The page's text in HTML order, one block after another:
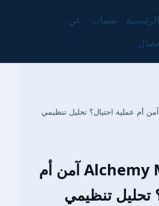
سمات
عن
هل Alchemy Markets آمن أم عملية احتيال؟ تحليل تنظيمي
هل Alchemy Markets آمن أم
تحليل تنظيمي